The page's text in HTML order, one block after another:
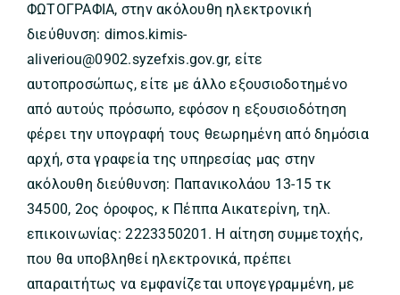
ΦΩΤΟΓΡΑΦΙΑ, στην ακόλουθη ηλεκτρονική
διεύθυνση: dimos.kimis-
aliveriou@0902.syzefxis.gov.gr, είτε
αυτοπροσώπως, είτε με άλλο εξουσιοδοτημένο
από αυτούς πρόσωπο, εφόσον η εξουσιοδότηση
φέρει την υπογραφή τους θεωρημένη από δημόσια
αρχή, στα γραφεία της υπηρεσίας μας στην
ακόλουθη διεύθυνση: Παπανικολάου 13-15 τκ
34500, 2ος όροφος, κ Πέππα Αικατερίνη, τηλ.
επικοινωνίας: 2223350201. Η αίτηση συμμετοχής,
που θα υποβληθεί ηλεκτρονικά, πρέπει
απαραιτήτως να εμφανίζεται υπογεγραμμένη, με